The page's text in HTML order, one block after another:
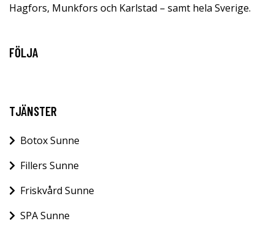
Hagfors, Munkfors och Karlstad – samt hela Sverige.
FÖLJA
TJÄNSTER
Botox Sunne
Fillers Sunne
Friskvård Sunne
SPA Sunne